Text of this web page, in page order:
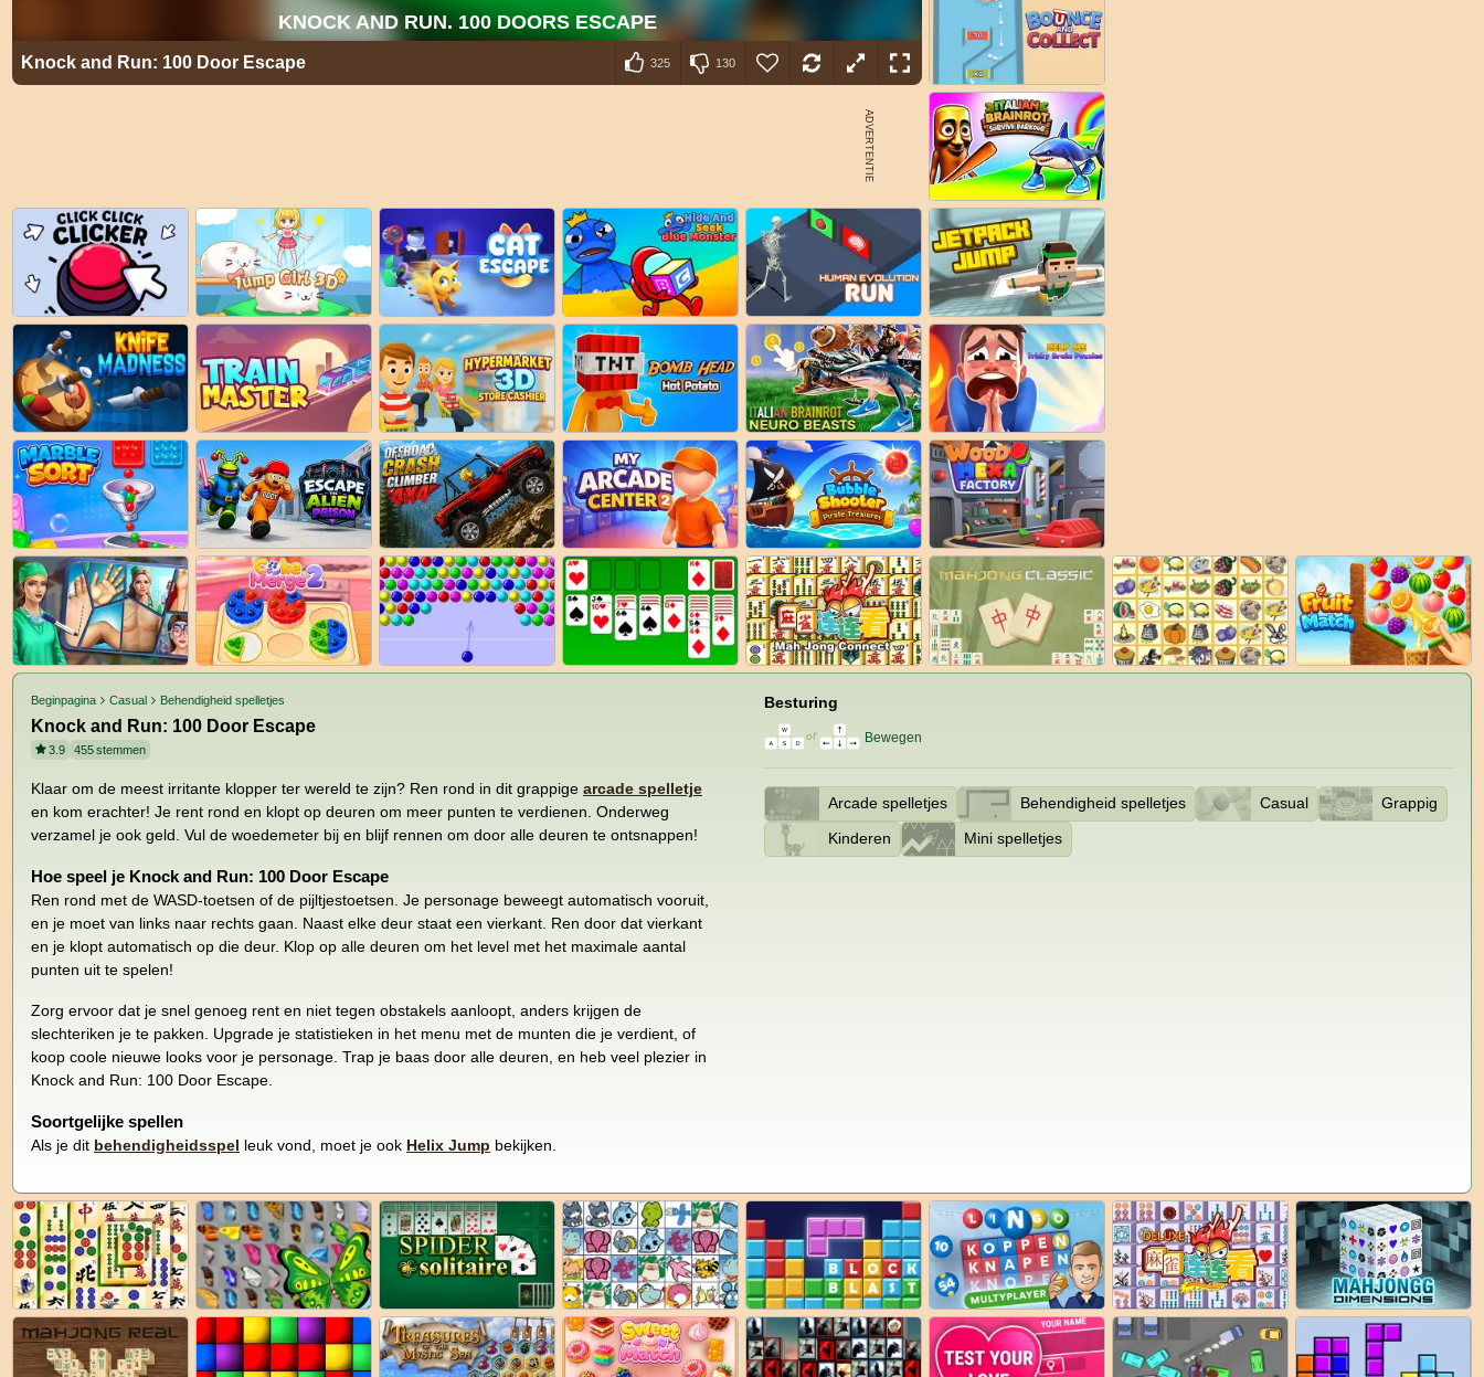
Knock and Run: 100 Door Escape 325 130
Beginpagina Casual Behendigheid spelletjes
Knock and Run: 100 Door Escape
3.9 455stemmen
Klaar om de meest irritante klopper ter wereld te zijn? Ren rond in dit grappige arcade spelletje
en kom erachter! Je rent rond en klopt op deuren om meer punten te verdienen. Onderweg
verzamel je ook geld. Vul de woedemeter bij en blijf rennen om door alle deuren te ontsnappen!
Hoe speel je Knock and Run: 100 Door Escape
Ren rond met de WASD-toetsen of de pijltjestoetsen. Je personage beweegt automatisch vooruit,
en je moet van links naar rechts gaan. Naast elke deur staat een vierkant. Ren door dat vierkant
en je klopt automatisch op die deur. Klop op alle deuren om het level met het maximale aantal
punten uit te spelen!
Zorg ervoor dat je snel genoeg rent en niet tegen obstakels aanloopt, anders krijgen de
slechteriken je te pakken. Upgrade je statistieken in het menu met de munten die je verdient, of
koop coole nieuwe looks voor je personage. Trap je baas door alle deuren, en heb veel plezier in
Knock and Run: 100 Door Escape.
Soortgelijke spellen
Als je dit behendigheidsspel leuk vond, moet je ook Helix Jump bekijken.
Besturing
of Bewegen
Arcade spelletjes Behendigheid spelletjes Casual
Grappig
Kinderen
Mini spelletjes